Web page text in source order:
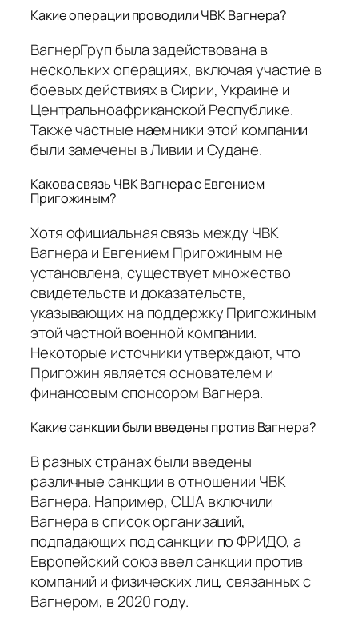
Какие операции проводили ЧВК Вагнера?
ВагнерГруп была задействована в
нескольких операциях, включая участие в
боевых действиях в Сирии, Украине и
Центральноафриканской Республике.
Также частные наемники этой компании
были замечены в Ливии и Судане.
Какова связь ЧВК Вагнера с Евгением
Пригожиным?
Хотя официальная связь между ЧВК
Вагнера и Евгением Пригожиным не
установлена, существует множество
свидетельств и доказательств,
указывающих на поддержку Пригожиным
этой частной военной компании.
Некоторые источники утверждают, что
Пригожин является основателем и
финансовым спонсором Вагнера.
Какие санкции были введены против Вагнера?
В разных странах были введены
различные санкции в отношении ЧВК
Вагнера. Например, США включили
Вагнера в список организаций,
подпадающих под санкции по ФРИДО, а
Европейский союз ввел санкции против
компаний и физических лиц, связанных с
Вагнером, в 2020 году.